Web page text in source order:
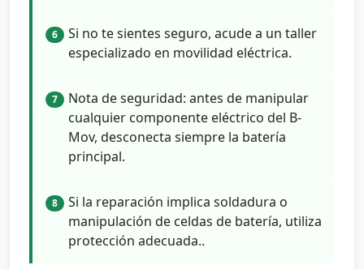
6
Si no te sientes seguro, acude a un taller
especializado en movilidad eléctrica.
7
Nota de seguridad: antes de manipular
cualquier componente eléctrico del B-
Mov, desconecta siempre la batería
principal.
8
Si la reparación implica soldadura o
manipulación de celdas de batería, utiliza
protección adecuada..